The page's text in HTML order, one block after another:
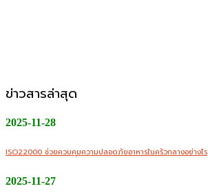
ข่าวสารล่าสุด
2025-11-28
ISO22000 ช่วยควบคุมความปลอดภัยอาหารในครัวกลางอย่างไร
2025-11-27